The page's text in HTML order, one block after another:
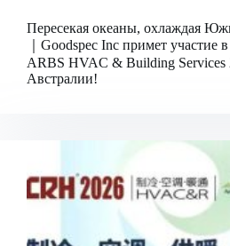
Пересекая океаны, охлаждая
｜Goodspec Inc примет участие
ARBS HVAC & Building Services
Австралии!